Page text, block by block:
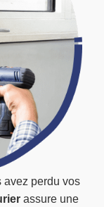
avez perdu vos
assure une